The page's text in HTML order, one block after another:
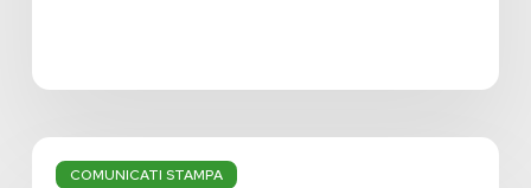
COMUNICATI STAMPA
Bilancio:
troppi